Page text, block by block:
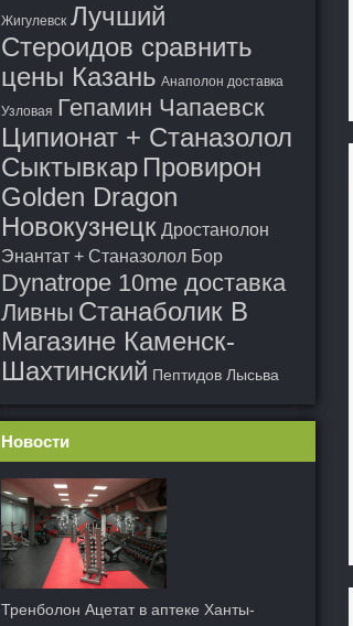
Жигулевск Лучший
Стероидов сравнить
цены Казань Анаполон доставка
Узловая Гепамин Чапаевск
Ципионат + Станазолол
Сыктывкар Провирон
Golden Dragon
Новокузнецк Дростанолон
Энантат + Станазолол Бор
Dynatrope 10me доставка
Ливны Станаболик В
Магазине Каменск-
Шахтинский Пептидов Лысьва
Новости
Тренболон Ацетат в аптеке Ханты-